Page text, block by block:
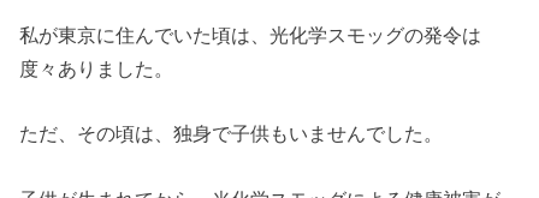
私が東京に住んでいた頃は、光化学スモッグの発令は
度々ありました。
ただ、その頃は、独身で子供もいませんでした。